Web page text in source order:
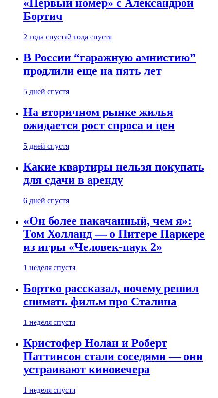
«Первый номер» с Александрой
Бортич
2 года спустя2 года спустя
В России “гаражную амнистию”
продлили еще на пять лет
5 дней спустя
На вторичном рынке жилья
ожидается рост спроса и цен
5 дней спустя
Какие квартиры нельзя покупать
для сдачи в аренду
6 дней спустя
«Он более накачанный, чем я»:
Том Холланд — о Питере Паркере
из игры «Человек-паук 2»
1 неделя спустя
Бортко рассказал, почему решил
снимать фильм про Сталина
1 неделя спустя
Кристофер Нолан и Роберт
Паттинсон стали соседями — они
устраивают киновечера
1 неделя спустя